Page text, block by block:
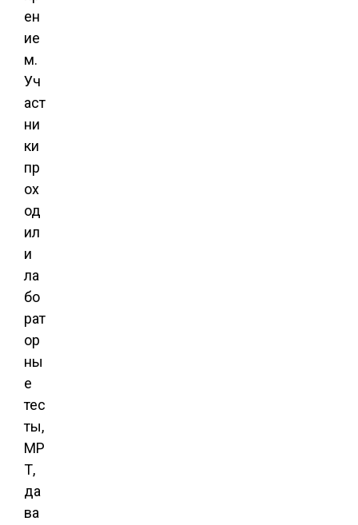
ен
ие
м.
Уч
аст
ни
ки
пр
ох
од
ил
и
ла
бо
рат
ор
ны
е
тес
ты,
МР
Т,
да
ва